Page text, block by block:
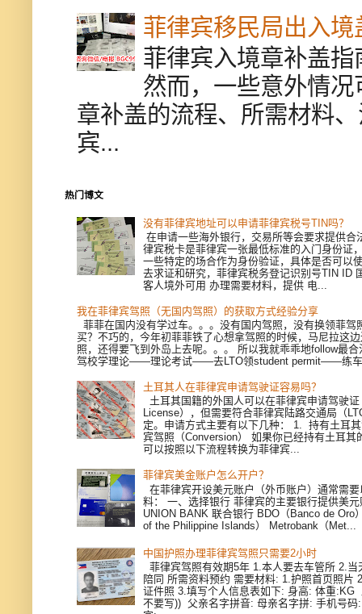
菲律宾移民局出入
菲律宾入境章补盖
然而，一些意外情
章补盖的流程、所需材料
宾...
热门博文
没有菲律宾地址可以申请菲律宾税号TIN吗？
在申请一些海外银行，交易所等会要求提供合
律宾税卡是菲律宾一张最低标准的入门身份证
一些特定的场合作为身份验证，具体是否可以
去求证和研究，菲律宾税务登记识别号TIN ID
客人境外可用 办理需要材料，提供 电...
我在菲律宾驾照（无国内驾照）的获取方式经验分享
菲菲在国内没有学过车。。。没有国内驾照，没有换领菲驾
买？不巧的，今年初菲菲铁了心想拿驾照的时候，马尼拉这
照，还得要飞到外岛上去呢。。。 所以我就乖乖地follow最
驾校学理论——理论考试——去LTO领student permit——练
土耳其人在菲律宾申请驾驶证容易吗？
土耳其国籍的外国人可以在菲律宾申请驾驶证
License），但需要符合菲律宾陆路交通局（
定。申请方式主要有以下几种： 1. 持有土耳
宾驾照（Conversion） 如果你已经持有土耳其
可以按照以下流程转换为菲律宾...
菲律宾美金账户怎么开户？
在菲律宾开设美元账户（外币账户）通常需
料： 一、选择银行 菲律宾的主要银行提供美
UNION BANK 联合银行 BDO（Banco de Oro
of the Philippine Islands） Metrobank（Met...
中国护照办理菲律宾驾照只需要2小时
菲律宾驾照有效期5年 1.本人要去车管所 2.当
陪同 所需资料预约 需要材料: 1.护照首页照片
证件照 3.填写个人信息表如下: 身高: 体重:KG
不要写)) 父亲名字拼音: 母亲名字拼: 手机号码